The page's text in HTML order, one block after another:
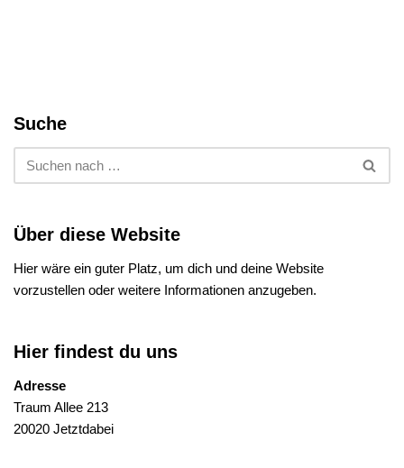
Suche
Über diese Website
Hier wäre ein guter Platz, um dich und deine Website
vorzustellen oder weitere Informationen anzugeben.
Hier findest du uns
Adresse
Traum Allee 213
20020 Jetztdabei